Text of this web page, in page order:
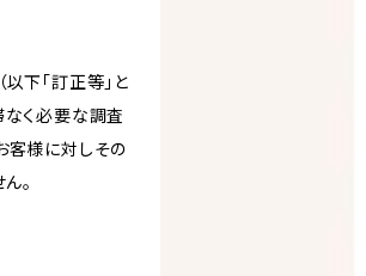
下「訂正等」と
なく必要な調査
客様に対しその
。